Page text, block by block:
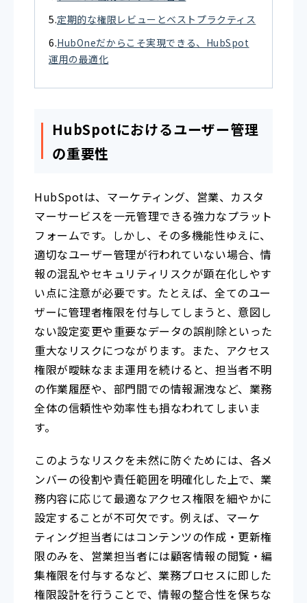
定期的な権限レビューとベストプラクティス
HubOneだからこそ実現できる、HubSpot
運用の最適化
HubSpotにおけるユーザー管理
の重要性
HubSpotは、マーケティング、営業、カスタ
マーサービスを一元管理できる強力なプラット
フォームです。しかし、その多機能性ゆえに、
適切なユーザー管理が行われていない場合、情
報の混乱やセキュリティリスクが顕在化しやす
い点に注意が必要です。たとえば、全てのユー
ザーに管理者権限を付与してしまうと、意図し
ない設定変更や重要なデータの誤削除といった
重大なリスクにつながります。また、アクセス
権限が曖昧なまま運用を続けると、担当者不明
の作業履歴や、部門間での情報漏洩など、業務
全体の信頼性や効率性も損なわれてしまいま
す。
このようなリスクを未然に防ぐためには、各メ
ンバーの役割や責任範囲を明確化した上で、業
務内容に応じて最適なアクセス権限を細やかに
設定することが不可欠です。例えば、マーケ
ティング担当者にはコンテンツの作成・更新権
限のみを、営業担当者には顧客情報の閲覧・編
集権限を付与するなど、業務プロセスに即した
権限設計を行うことで、情報の整合性を保ちな